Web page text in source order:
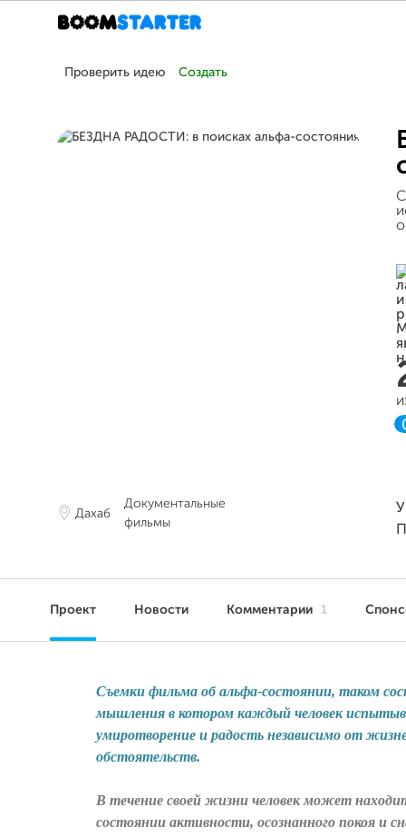
Проверить идею Создать
Дахаб
Документальные
фильмы
Проект Новости Комментарии 1
Съемки фильма об альфа-состоянии, таком
мышления в котором каждый человек
умиротворение и радость независимо от
обстоятельств.
В течение своей жизни человек может
состоянии активности, осознанного покоя и